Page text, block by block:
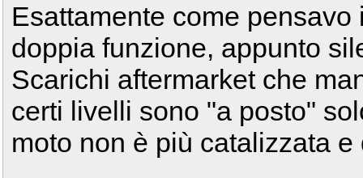
Esattamente come
doppia funzione, appunto
Scarichi aftermarket che
certi livelli sono "a posto"
moto non è più catalizzata